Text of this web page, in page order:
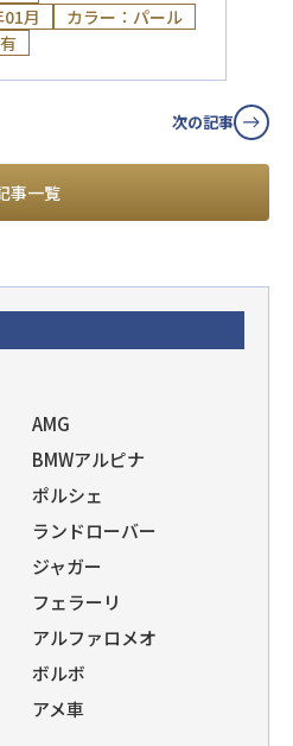
月
カラー：パール
事一覧
次の記事
AMG
BMWアルピナ
ポルシェ
ランドローバー
ジャガー
フェラーリ
アルファロメオ
ボルボ
アメ車